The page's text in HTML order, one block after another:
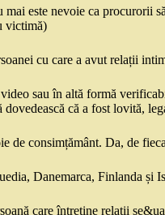
este nevoie ca procurorii
victimă)
cu care a avut relații
sau în altă formă
că a fost lovită,
de consimțământ. Da, de
Danemarca, Finlanda și
care întreține relații